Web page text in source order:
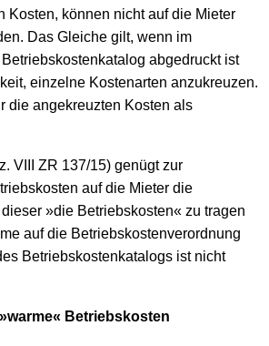
Kosten, können nicht auf die Mieter
Das Gleiche gilt, wenn im
abgedruckt ist
einzelne Kostenarten anzukreuzen.
die angekreuzten Kosten als
VIII ZR 137/15) genügt zur
auf die Mieter die
»die Betriebskosten« zu tragen
auf die Betriebskostenverordnung
Betriebskostenkatalogs ist nicht
Betriebskosten